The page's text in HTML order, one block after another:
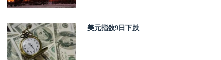
美元指数9日下跌